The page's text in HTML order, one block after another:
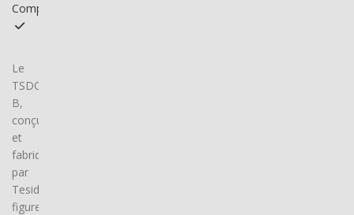
Compatible
Le
TSDOGJLZTW-
B,
conçu
et
fabriqué
par
Tesida,
figure